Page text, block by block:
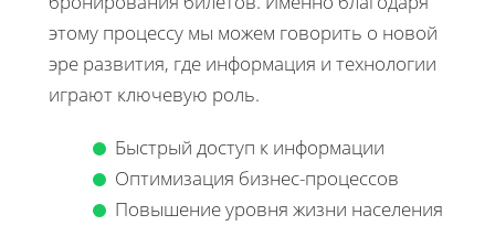
этому процессу мы можем говорить о новой
эре развития, где информация и технологии
играют ключевую роль.
Быстрый доступ к информации
Оптимизация бизнес-процессов
Повышение уровня жизни населения